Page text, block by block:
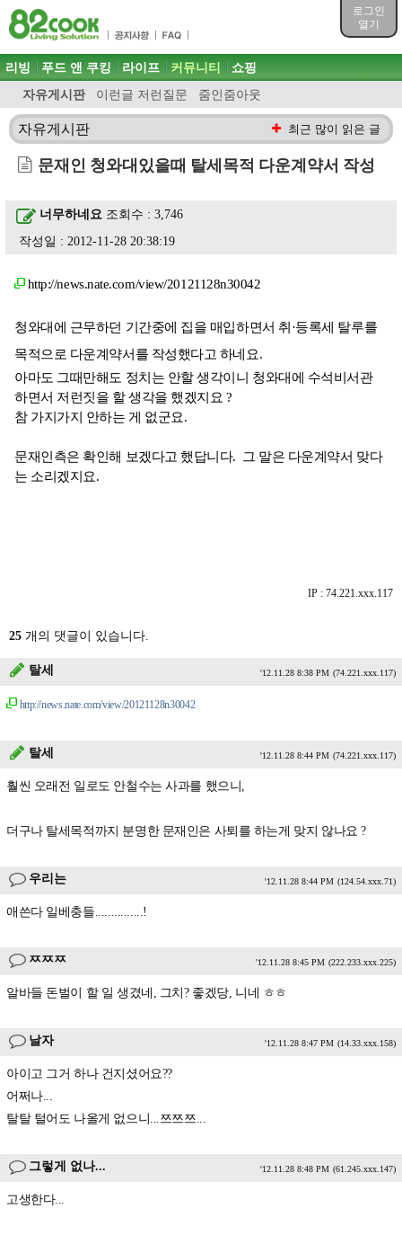
로그인
열기
목차
주메뉴 바로가기
컨텐츠 바로가기
검색 바로가기
로그인 바로가기
주메뉴
리빙 푸드 앤 쿠킹 라이프 커뮤니티
자유게시판 이런글 저런질문 줌인줌아웃
쇼핑
자유게시판 최근 많이 읽은 글
문재인 청와대있을때 탈세목적 다운계약서 작성
너무하네요 조회수 : 3,746
작성일 : 2012-11-28 20:38:19
http://news.nate.com/view/20121128n30042
청와대에 근무하던 기간중에 집을 매입하면서 취·등록세 탈루를
목적으로 다운계약서를 작성했다고 하네요.
아마도 그때만해도 정치는 안할 생각이니 청와대에 수석비서관
하면서 저런짓을 할 생각을 했겠지요 ?
참 가지가지 안하는 게 없군요.
문재인측은 확인해 보겠다고 했답니다. 그 말은 다운계약서 맞다
는 소리겠지요.
IP : 74.221.xxx.117
25 개의 댓글이 있습니다.
탈세 '12.11.28 8:38 PM (74.221.xxx.117)
http://news.nate.com/view/20121128n30042
탈세 '12.11.28 8:44 PM (74.221.xxx.117)
훨씬 오래전 일로도 안철수는 사과를 했으니,
더구나 탈세목적까지 분명한 문재인은 사퇴를 하는게 맞지 않나요 ?
우리는 '12.11.28 8:44 PM (124.54.xxx.71)
애쓴다 일베충들...............!
ㅉㅉㅉ '12.11.28 8:45 PM (222.233.xxx.225)
알바들 돈벌이 할 일 생겼네, 그치? 좋겠당, 니네 ㅎㅎ
날자 '12.11.28 8:47 PM (14.33.xxx.158)
아이고 그거 하나 건지셨어요??
어쩌나...
탈탈 털어도 나올게 없으니...쯔쯔쯔...
그렇게 없나... '12.11.28 8:48 PM (61.245.xxx.147)
고생한다...